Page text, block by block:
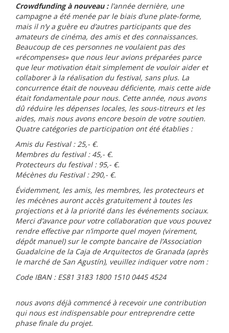
Crowdfundingà nouveau :l’année dernière, une
campagne a été menée par le biais d’une plate-forme,
mais il n’y a guère eu d’autres participants que des
amateurs de cinéma, des amis et des connaissances.
Beaucoup de ces personnes ne voulaient pas des
«récompenses» que nous leur avions préparées parce
que leur motivation était simplement de vouloir aider et
collaborer à la réalisation du festival, sans plus. La
concurrence était de nouveau déficiente, mais cette aide
était fondamentale pour nous. Cette année, nous avons
dû réduire les dépenses locales, les sous-titreurs et les
aides, mais nous avons encore besoin de votre soutien.
Quatre catégories de participation ont été établies :
Amis du Festival : 25,- €.
Membres du festival : 45,- €.
Protecteurs du festival : 95,- €.
Mécènes du Festival : 290,- €.
Évidemment, les amis, les membres, les protecteurs et
les mécènes auront accès gratuitement à toutes les
projections et à la priorité dans les événements sociaux.
Merci d’avance pour votre collaboration que vous pouvez
rendre effective par n’importe quel moyen (virement,
dépôt manuel) sur le compte bancaire de l’Association
Guadalcine de la Caja de Arquitectos de Granada (après
le marché de San Agustín), veuillez indiquer votre nom :
Code IBAN : ES81 3183 1800 1510 0445 4524
nous avons déjà commencé à recevoir une contribution
qui nous est indispensable pour entreprendre cette
phase finale du projet.